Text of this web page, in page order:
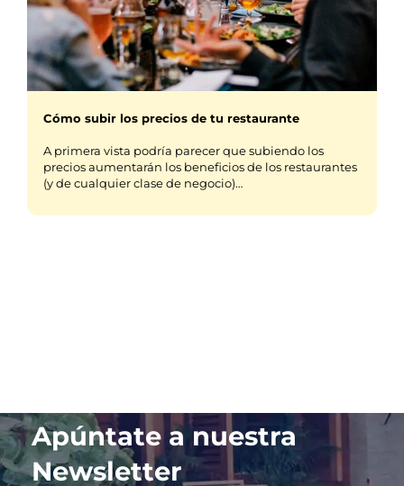
Cómo subir los precios de tu restaurante
A primera vista podría parecer que subiendo los
precios aumentarán los beneficios de los restaurantes
(y de cualquier clase de negocio)…
Apúntate a nuestra
Newsletter